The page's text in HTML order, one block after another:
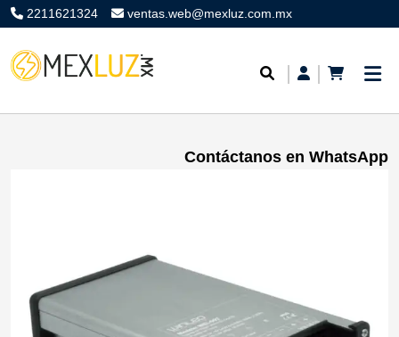
2211621324 ventas.web@mexluz.com.mx
Contáctanos en WhatsApp